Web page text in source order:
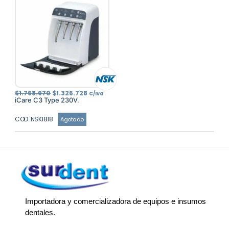
$1.768.970 El
precio
original
era:
$1.768.970.
$1.326.728 El
precio
C/Iva
iCare C3 Type 230V.
COD: NSK1818 Agotado
Importadora y comercializadora de equipos e insumos
dentales.